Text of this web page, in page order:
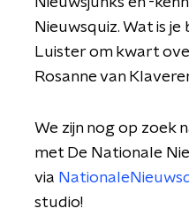
Nieuwsquiz. Wat is
Luister om kwart
Rosanne van
We zijn nog op zoek
met De Nationale
via
studio!